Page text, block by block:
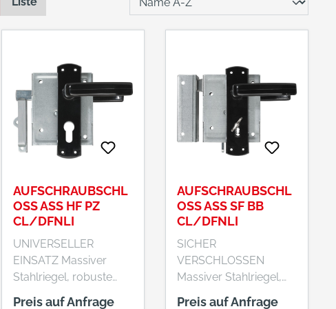
AUFSCHRAUBSCHL
OSS ASS HF PZ
CL/DFNLI
UNIVERSELLER
EINSATZ Massiver
Stahlriegel, robuste
Mechanik: Das
Preis auf Anfrage
AUFSCHRAUBSCHL
OSS ASS SF BB
CL/DFNLI
SICHER
VERSCHLOSSEN
Massiver Stahlriegel,
robuste Mechanik: Das
Preis auf Anfrage